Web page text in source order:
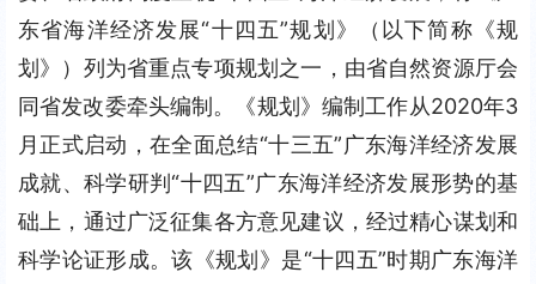
东省海洋经济发展“十四五”规划》（以下简称《规
划》）列为省重点专项规划之一，由省自然资源厅会
同省发改委牵头编制。《规划》编制工作从2020年3
月正式启动，在全面总结“十三五”广东海洋经济发展
成就、科学研判“十四五”广东海洋经济发展形势的基
础上，通过广泛征集各方意见建议，经过精心谋划和
科学论证形成。该《规划》是“十四五”时期广东海洋